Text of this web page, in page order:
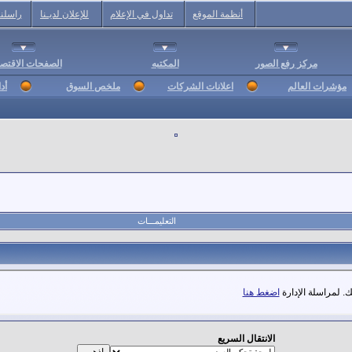
أنظمة الموقع تداول في الإعلام للإعلان لديـنا
مركز رفع الصور المكتبه الصفحات
مؤشرات العالم اعلانات الشركات ملخص السوق
التعليمـــات
لمراسلة الإدارة اضغط هنا
الانتقال السريع